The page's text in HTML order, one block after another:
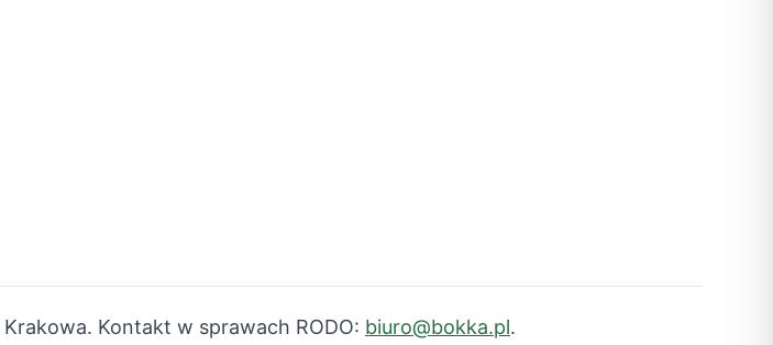
Kontakt w sprawach RODO: biuro@bokka.pl.